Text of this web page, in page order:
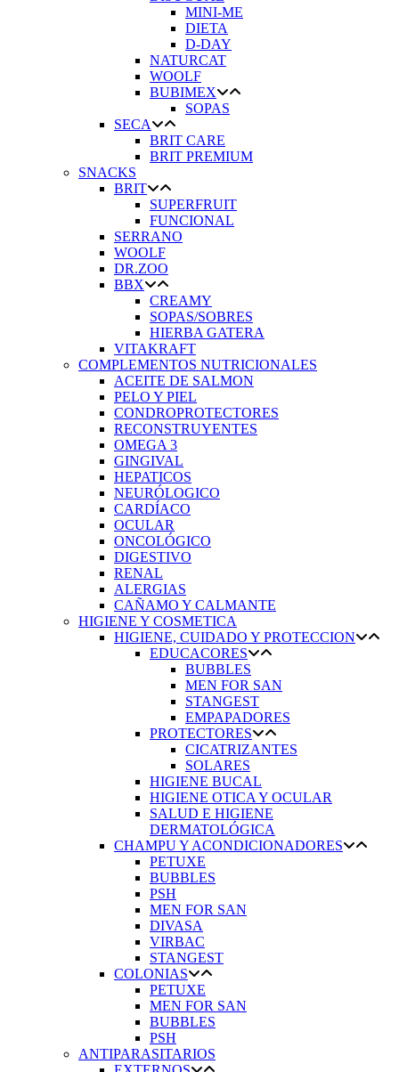
MINI-ME
DIETA
D-DAY
NATURCAT
WOOLF
BUBIMEX
SOPAS
SECA
BRIT CARE
BRIT PREMIUM
SNACKS
BRIT
SUPERFRUIT
FUNCIONAL
SERRANO
WOOLF
DR.ZOO
BBX
CREAMY
SOPAS/SOBRES
HIERBA GATERA
VITAKRAFT
COMPLEMENTOS NUTRICIONALES
ACEITE DE SALMON
PELO Y PIEL
CONDROPROTECTORES
RECONSTRUYENTES
OMEGA 3
GINGIVAL
HEPATICOS
NEURÓLOGICO
CARDÍACO
OCULAR
ONCOLÓGICO
DIGESTIVO
RENAL
ALERGIAS
CAÑAMO Y CALMANTE
HIGIENE Y COSMETICA
HIGIENE, CUIDADO Y PROTECCION
EDUCACORES
BUBBLES
MEN FOR SAN
STANGEST
EMPAPADORES
PROTECTORES
CICATRIZANTES
SOLARES
HIGIENE BUCAL
HIGIENE OTICA Y OCULAR
SALUD E HIGIENE
DERMATOLÓGICA
CHAMPU Y ACONDICIONADORES
PETUXE
BUBBLES
PSH
MEN FOR SAN
DIVASA
VIRBAC
STANGEST
COLONIAS
PETUXE
MEN FOR SAN
BUBBLES
PSH
ANTIPARASITARIOS